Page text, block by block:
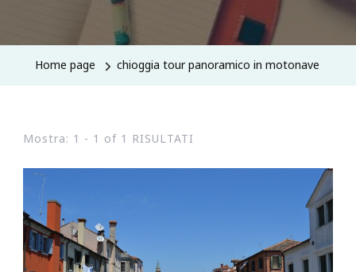
Home page chioggia tour panoramico in motonave
Mostra: 1 - 1 of 1 RISULTATI